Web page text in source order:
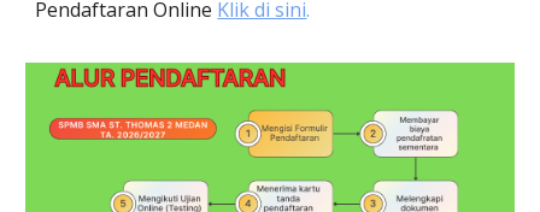
Pendaftaran Online Klik di sini.